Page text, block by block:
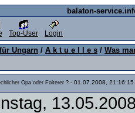
balaton-
Top-User Login
Ungarn / A k t u e l l e s / Was
Opa oder Folterer ? - 01.07.2008, 21:16:15